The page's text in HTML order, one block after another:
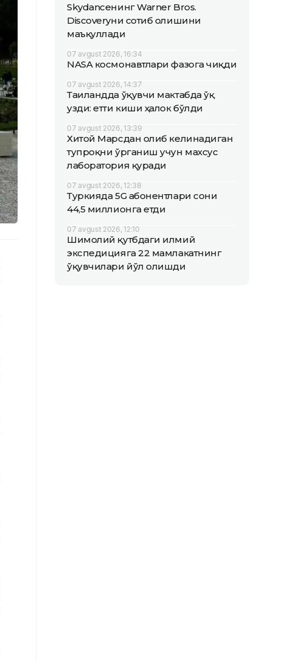
Skydanceнинг Warner Bros.
Discoveryни сотиб олишини
маъқуллади
07 avgust 2026, 16:34
NASA космонавтлари фазога чиқди
07 avgust 2026, 14:37
Таиландда ўқувчи мактабда ўқ
узди: етти киши ҳалок бўлди
07 avgust 2026, 13:39
Хитой Марсдан олиб келинадиган
тупроқни ўрганиш учун махсус
лаборатория қуради
07 avgust 2026, 12:38
Туркияда 5G абонентлари сони
44,5 миллионга етди
07 avgust 2026, 12:10
Шимолий қутбдаги илмий
экспедицияга 22 мамлакатнинг
ўқувчилари йўл олишди